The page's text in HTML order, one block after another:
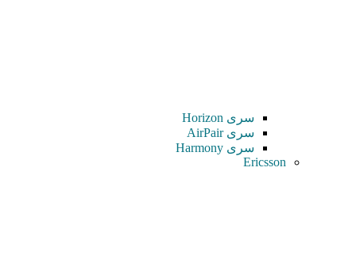
سری Horizon
سری AirPair
سری Harmony
Ericsson